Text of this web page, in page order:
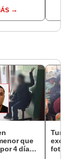
este 4 de
link oficial
que
4 días